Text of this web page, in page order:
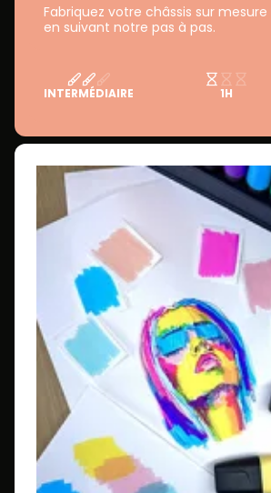
Fabriquez votre châssis sur
en suivant notre pas à pas.
INTERMÉDIAIRE 1H